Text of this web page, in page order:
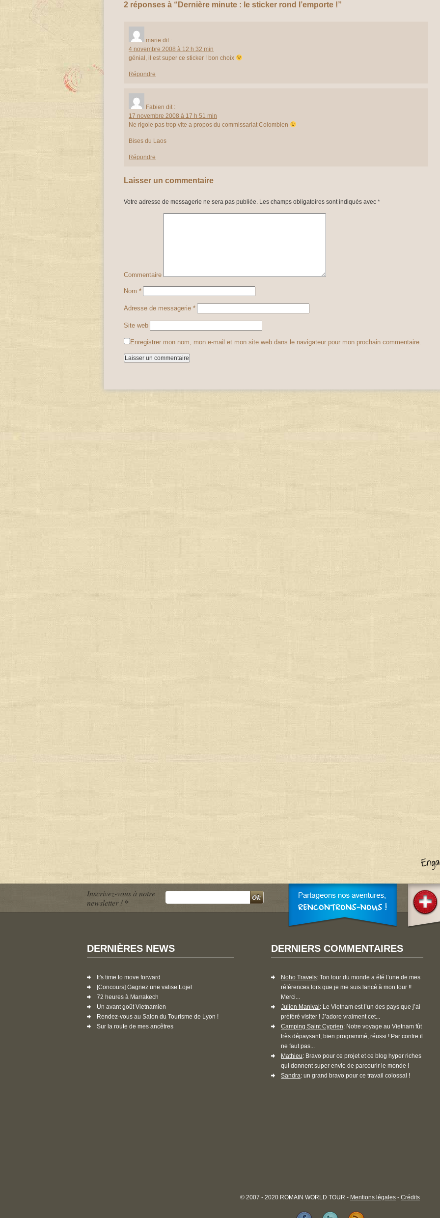
2 réponses à “Dernière minute : le sticker rond l’emporte !”
marie dit :
4 novembre 2008 à 12 h 32 min
génial, il est super ce sticker ! bon choix
Répondre
Fabien dit :
17 novembre 2008 à 17 h 51 min
Ne rigole pas trop vite a propos du commissariat Colombien
Bises du Laos
Répondre
Laisser un commentaire
Votre adresse de messagerie ne sera pas publiée. Les champs obligatoires sont indiqués avec *
Commentaire
Nom *
Adresse de messagerie *
Site web
Enregistrer mon nom, mon e-mail et mon site web dans le navigateur pour mon prochain commentaire.
Inscrivez-vous à notre
newsletter ! *
DERNIÈRES NEWS
It's time to move forward
[Concours] Gagnez une valise Lojel
72 heures à Marrakech
Un avant goût Vietnamien
Rendez-vous au Salon du Tourisme de Lyon !
Sur la route de mes ancêtres
DERNIERS COMMENTAIRES
Noho Travels: Ton tour du monde a été l’une de mes
références lors que je me suis lancé à mon tour !!
Merci...
Julien Manival : Le Vietnam est l’un des pays que j’ai
préféré visiter ! J’adore vraiment cet...
Camping Saint Cyprien: Notre voyage au Vietnam fût
très dépaysant, bien programmé, réussi ! Par contre il
ne faut pas...
Mathieu: Bravo pour ce projet et ce blog hyper riches
qui donnent super envie de parcourir le monde !
Sandra: un grand bravo pour ce travail colossal !
© 2007 - 2020 ROMAIN WORLD TOUR - Mentions légales - Crédits